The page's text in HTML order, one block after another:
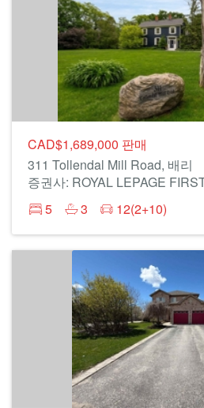
CAD$1,689,000 판매
311 Tollendal Mill Road, 배리
증권사: ROYAL LEPAGE
5
3 12(2+10)